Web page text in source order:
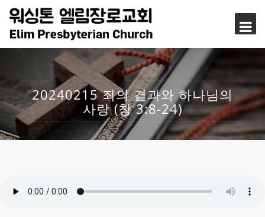
20240215 죄의 결과와 하나님의
사랑 (창 3:8-24)